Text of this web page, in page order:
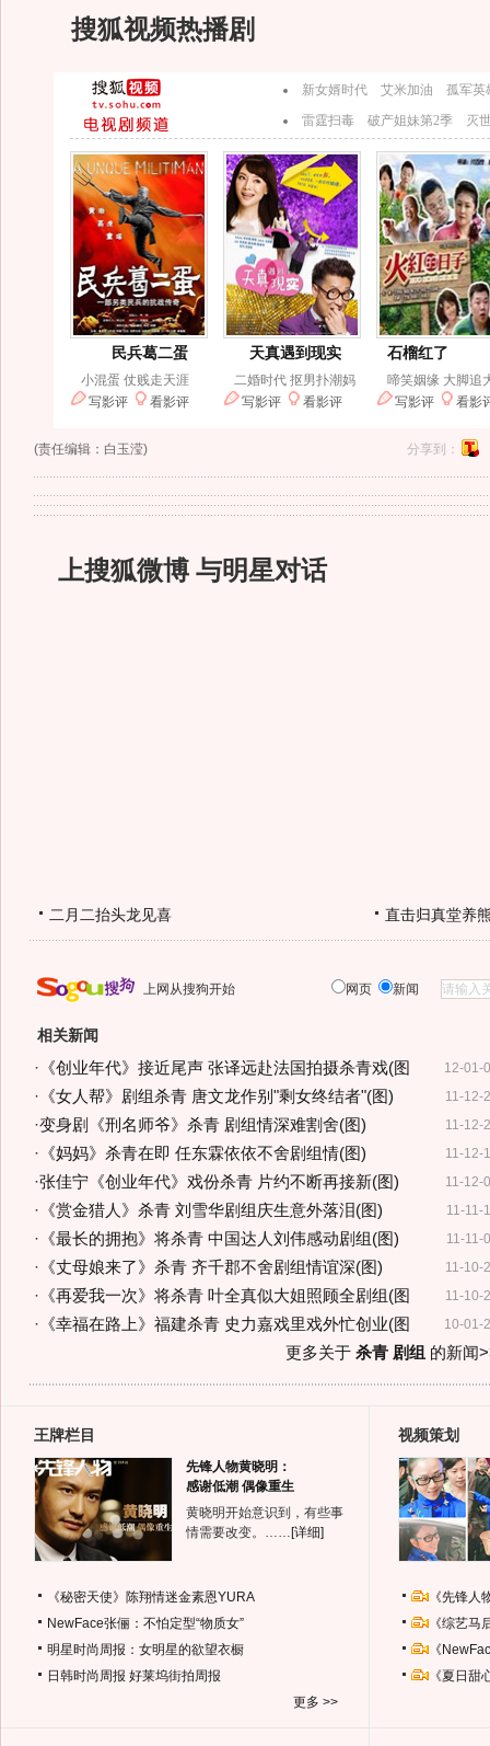
搜狐视频热播剧
(责任编辑：白玉滢) 分享到：
上搜狐微博 与明星对话
二月二抬头龙见喜 直击归真堂养
上网从搜狗开始 网页 新闻
相关新闻
12-01-
· 《创业年代》接近尾声 张译远赴法国拍摄杀青戏(图
11-12-
· 《女人帮》剧组杀青 唐文龙作别"剩女终结者"(图)
11-12-
·变身剧《刑名师爷》杀青 剧组情深难割舍(图)
11-12-
· 《妈妈》杀青在即 任东霖依依不舍剧组情(图)
11-12-
·张佳宁《创业年代》戏份杀青 片约不断再接新(图)
11-11-
· 《赏金猎人》杀青 刘雪华剧组庆生意外落泪(图)
11-11-
· 《最长的拥抱》将杀青 中国达人刘伟感动剧组(图)
11-10-
· 《丈母娘来了》杀青 齐千郡不舍剧组情谊深(图)
11-10-
· 《再爱我一次》将杀青 叶全真似大姐照顾全剧组(图
10-01-
· 《幸福在路上》福建杀青 史力嘉戏里戏外忙创业(图
更多关于 杀青 剧组 的新闻
王牌栏目
先锋人物黄晓明：
感谢低潮 偶像重生
黄晓明开始意识到，有些事
情需要改变。…… [详细]
《秘密天使》陈翔情迷金素恩YURA
NewFace张俪：不怕定型“物质女”
明星时尚周报：女明星的欲望衣橱
日韩时尚周报 好莱坞街拍周报
更多 >>
视频策划
《先锋
《综艺
《
《夏日